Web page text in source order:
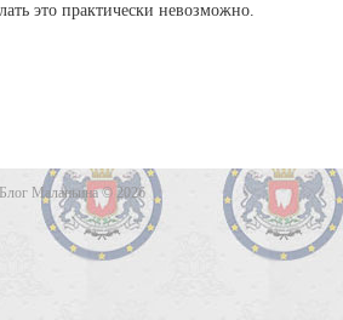
это практически невозможно.
Блог Маланьина © 2026